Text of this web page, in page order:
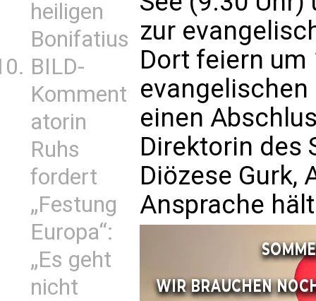
heiligen
Bonifatius
BILD-
Komment
atorin
Ruhs
fordert
„Festung
Europa“:
„Es geht
nicht
zur
Dort feiern um
einen
Direktorin des
Diözese Gurk,
Ansprache